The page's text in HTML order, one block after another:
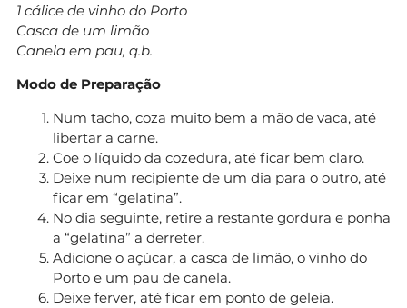
1 cálice de vinho do Porto
Casca de um limão
Canela em pau, q.b.
Modo de Preparação
Num tacho, coza muito bem a mão de vaca, até
libertar a carne.
Coe o líquido da cozedura, até ficar bem claro.
Deixe num recipiente de um dia para o outro, até
ficar em “gelatina”.
No dia seguinte, retire a restante gordura e ponha
a “gelatina” a derreter.
Adicione o açúcar, a casca de limão, o vinho do
Porto e um pau de canela.
Deixe ferver, até ficar em ponto de geleia.